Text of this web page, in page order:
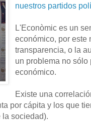
nuestros partidos
L'Econòmic es un
económico, por este
transparencia, o la
un problema no
económico.
Existe una
por cápita y los que
la sociedad).